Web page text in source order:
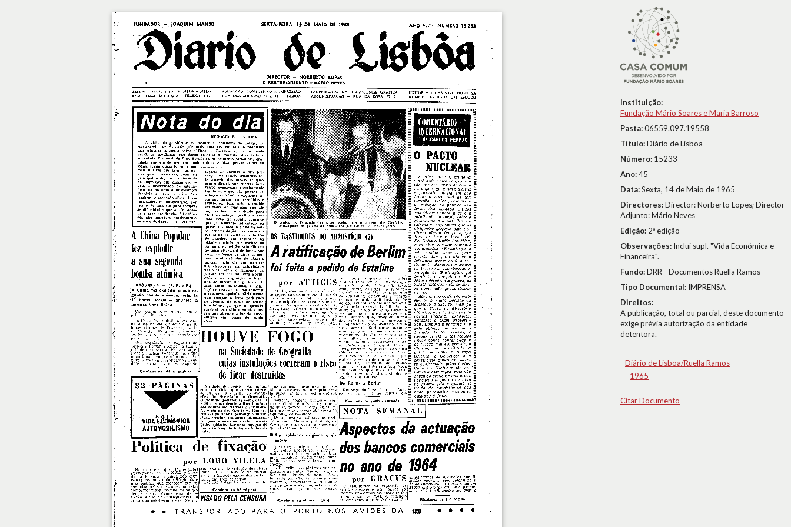
Instituição:
Fundação Mário Soares e Maria Barroso
Pasta:06559.097.19558
Título:Diário de Lisboa
Número: 15233
Ano:45
Data:Sexta, 14 de Maio de 1965
Directores:Director: Norberto Lopes; Director
Adjunto: Mário Neves
Edição: 2ª edição
Observações: Inclui supl. "Vida Económica e
Financeira".
Fundo:DRR - Documentos Ruella Ramos
Tipo Documental: IMPRENSA
Direitos:
A publicação, total ou parcial, deste documento
exige prévia autorização da entidade
detentora.
Diário de Lisboa/Ruella Ramos
1965
Citar Documento